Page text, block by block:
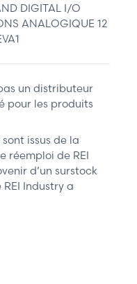
DIGITAL I/O
ANALOGIQUE 12
un distributeur
pour les produits
issus de la
réemploi de REI
d’un surstock
Industry a